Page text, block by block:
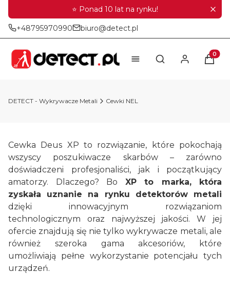
⭐ Ponad 10 lat na rynku!
+48795970990 biuro@detect.pl
Otwórz
DETECT - Wykrywacze Metali Cewki NEL
Cewka Deus XP to rozwiązanie, które pokochają
wszyscy poszukiwacze skarbów – zarówno
doświadczeni profesjonaliści, jak i początkujący
amatorzy. Dlaczego? Bo XP to marka, która
zyskała uznanie na rynku detektorów metali
dzięki innowacyjnym rozwiązaniom
technologicznym oraz najwyższej jakości. W jej
ofercie znajdują się nie tylko wykrywacze metali, ale
również szeroka gama akcesoriów, które
umożliwiają pełne wykorzystanie potencjału tych
urządzeń.